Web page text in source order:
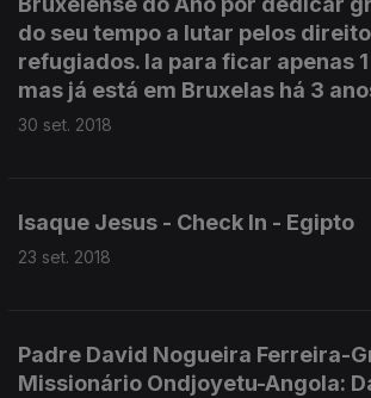
do seu tempo a lutar pelos
refugiados. Ia para ficar apenas 1
mas já está em Bruxelas há 3
30 set. 2018
Isaque Jesus - Check In - Egipto
23 set. 2018
Padre David Nogueira Ferreira-
Missionário Ondjoyetu-Angola: